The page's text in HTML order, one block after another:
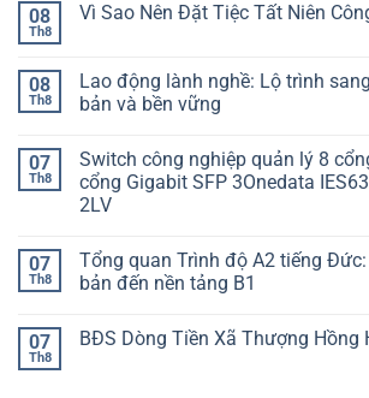
08
Th8
Vì Sao Nên Đặt Tiệc Tất Niên
08
Th8
Lao động lành nghề: Lộ trình
bản và bền vững
07
Th8
Switch công nghiệp quản lý 8
cổng Gigabit SFP 3Onedata
2LV
07
Th8
Tổng quan Trình độ A2 tiếng
bản đến nền tảng B1
07
Th8
BĐS Dòng Tiền Xã Thượng Hồng